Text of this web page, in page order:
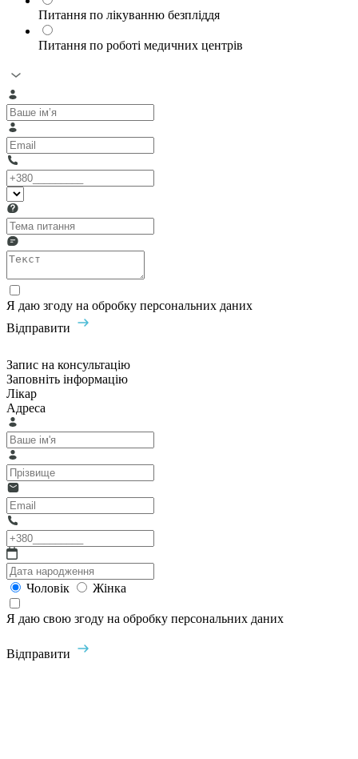
Питання по лікуванню безпліддя
Питання по роботі медичних центрів
Я даю згоду на обробку персональних даних
Відправити
Запис на консультацію
Заповніть інформацію
Лікар
Адреса
Чоловік Жінка
Я даю свою згоду на обробку персональних даних
Відправити